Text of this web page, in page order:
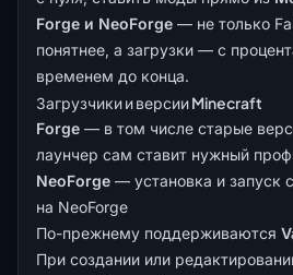
Forge и NeoForge — не только
понятнее, а загрузки — с
временем до конца.
Загрузчики и версии Minecraft
Forge — в том числе старые
лаунчер сам ставит нужный
NeoForge — установка и запуск
на NeoForge
По-прежнему поддерживаются
При создании или